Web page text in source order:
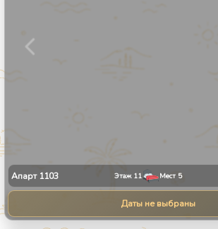
Апарт 1103 Этаж 11 Мест 5
Даты не выбраны